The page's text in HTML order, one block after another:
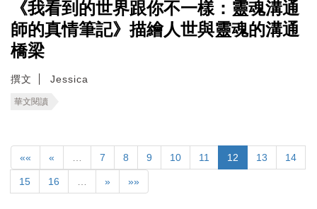
《我看到的世界跟你不一樣：靈魂溝通
師的真情筆記》描繪人世與靈魂的溝通
橋梁
撰文 Jessica
華文閱讀
«« « 7 8 9 10 11 12 13 14
15 16 » »»